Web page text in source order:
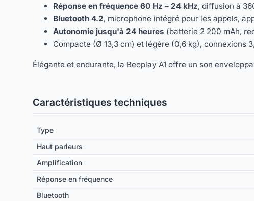
Réponse en fréquence 60 Hz – 24 kHz, diffusion à
Bluetooth 4.2, microphone intégré pour les appels,
Autonomie jusqu'à 24 heures (batterie 2 200 mAh,
Compacte (Ø 13,3 cm) et légère (0,6 kg), connexions
Élégante et endurante, la Beoplay A1 offre un son
Caractéristiques techniques
Type
Haut parleurs
Amplification
Réponse en fréquence
Bluetooth